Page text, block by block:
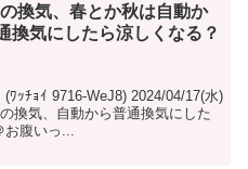
換気、春とか秋は自動か
換気にしたら涼しくなる？
WeJ8) 2024/04/17(水)
ん＠お腹いっ...